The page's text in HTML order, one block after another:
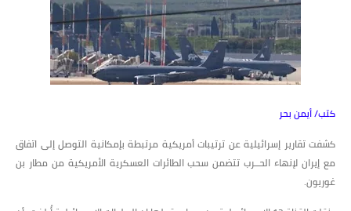
كتب/ أيمن بحر
كشفت تقارير إسرائيلية عن ترتيبات أمريكية مرتبطة بإمكانية التوصل إلى اتفاق
مع إيران لإنهاء الحــرب تتضمن سحب الطائرات العسكرية الأمريكية من مطار بن
غوريون.